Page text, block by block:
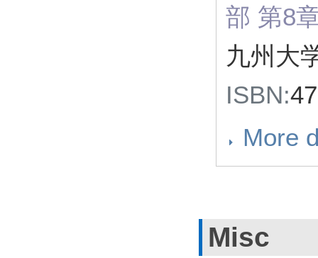
部 第8
九州大
ISBN:
More
Misc